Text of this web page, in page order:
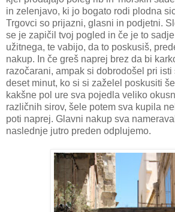
in zelenjavo, ki jo bogato rodi plodna
Trgovci so prijazni, glasni in podjetni.
se je zapičil tvoj pogled in če je to
užitnega, te vabijo, da to poskusiš,
nakup. In če greš naprej brez da bi
razočarani, ampak si dobrodošel pri isti
deset minut, ko si si zaželel poskusiti
kakšne pol ure sva pojedla veliko
različnih sirov, šele potem sva kupila
poti naprej. Glavni nakup sva
naslednje jutro preden odplujemo.